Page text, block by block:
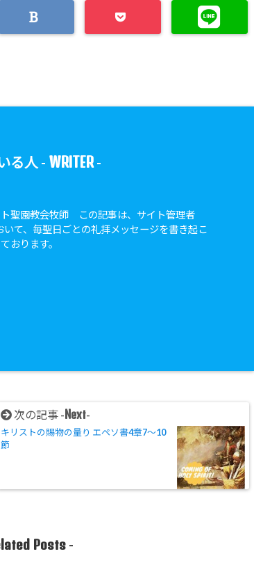
る人 - WRITER -
聖園教会牧師 この記事は、サイト管理者
て、毎聖日ごとの礼拝メッセージを書き起こ
おります。
次の記事 - Next-
キリストの賜物の量り エペソ書4章7～10
節
Posts-